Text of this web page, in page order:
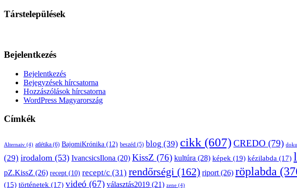
Társtelepülések
Bejelentkezés
Bejelentkezés
Bejegyzések hírcsatorna
Hozzászólások hírcsatorna
WordPress Magyarország
Címkék
Alternaiv (4) atlétika (6) BajomiKrónika (12) beszéd (5) blog (39) cikk (607)CREDO (79)
(29) irodalom (53) IvancsicsIlona (20) KissZ (76) kultúra (28) képek (19) kézilabda (17)
pZ.KissZ (26) recept (10) recept/c (31) rendőrségi (162) riport(26) röplabda
(15) történetek (17) videó (67) választás2019 (21) zene (4)